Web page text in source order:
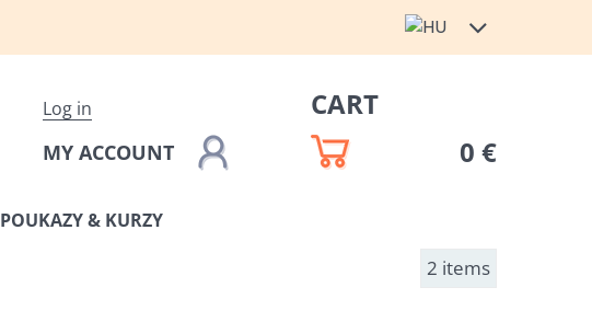
Log in
MY ACCOUNT
CART
0 €
POUKAZY & KURZY
2 items